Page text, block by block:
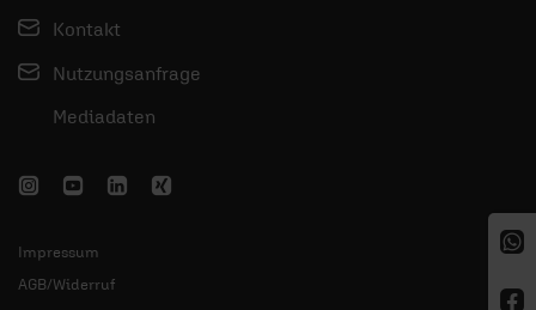
Kontakt
Nutzungsanfrage
Mediadaten
Impressum
AGB/Widerruf